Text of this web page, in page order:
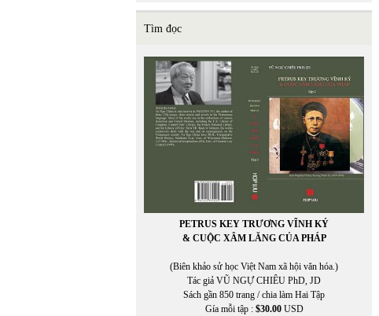
Tìm đọc
PETRUS KEY TRƯƠNG VĨNH KÝ
& CUỘC XÂM LĂNG CỦA PHÁP
(Biên khảo sử học Việt Nam xã hội văn hóa.)
Tác giả VŨ NGỰ CHIÊU PhD, JD
Sách gần 850 trang / chia làm Hai Tập
Gía mỗi tập : $30.00USD